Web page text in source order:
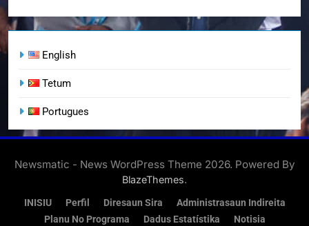
English
Tetum
Portugues
Newsmatic - News WordPress Theme 2026. Powered By
BlazeThemes.
INISIU Perfil Diresaun Sira
Administrasaun Indireita
Planu No Programa
Dadus Estatístika Notisia